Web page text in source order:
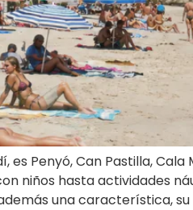
es Penyó, Can Pastilla,
niños hasta actividades
una característica, su